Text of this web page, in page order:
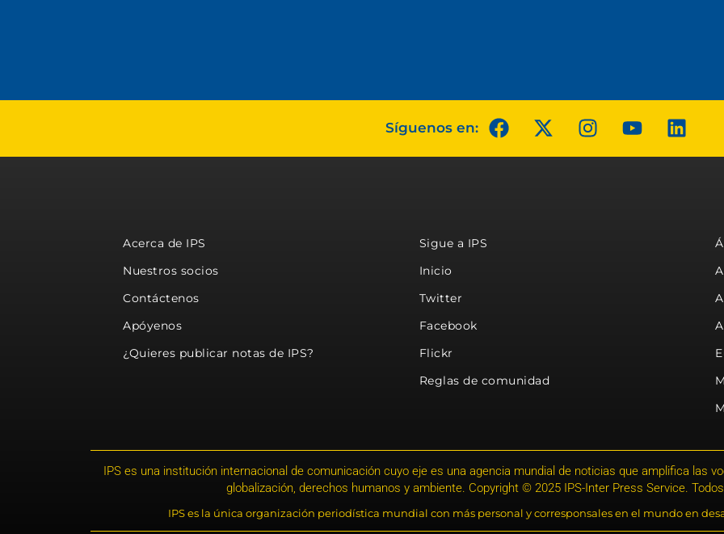
Síguenos en:
Acerca de IPS
Nuestros socios
Contáctenos
Apóyenos
¿Quieres publicar notas de IPS?
Sigue a IPS
Inicio
Twitter
Facebook
Flickr
Reglas de comunidad
IPS es una institución internacional de comunicación cuyo eje es una agencia mundial de noticias que amplifica las
globalización, derechos humanos y ambiente. Copyright © 2025 IPS-Inter Press Service.
IPS es la única organización periodística mundial con más personal y corresponsales en el mundo en